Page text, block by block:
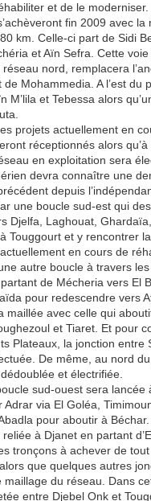
et de le
fin 2009 avec
km. Celle-ci part de Sidi
et Aïn Sefra. Cette
nord, remplacera
Mohammedia. A l’est du
M’lila et Tebessa alors
projets actuellement en
réceptionnés alors
en exploitation sera
devra connaître une
depuis
une boucle sud-est qui
Djelfa, Laghouat,
Touggourt et y rencontrer
en cours de
autre boucle à travers
de Mécheria vers El
pour redescendre vers
maillée avec celle qui
et Tiaret. Et pour
Plateaux, la jonction entre
De même, au nord
et électrifiée.
sud-ouest sera lancée
Adrar via El Goléa,
pour aboutir à
à Djanet en partant
tronçons à achever de
que quelques autres
maillage du réseau. Dans
entre Djebel Onk et